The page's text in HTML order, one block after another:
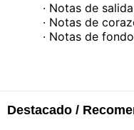
· Notas de
· Notas de
· Notas de
Destacado /